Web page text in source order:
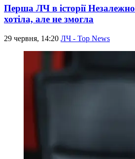
Перша ЛЧ в історії
хотіла, але не змогла
29 червня, 14:20 ЛЧ - Top News